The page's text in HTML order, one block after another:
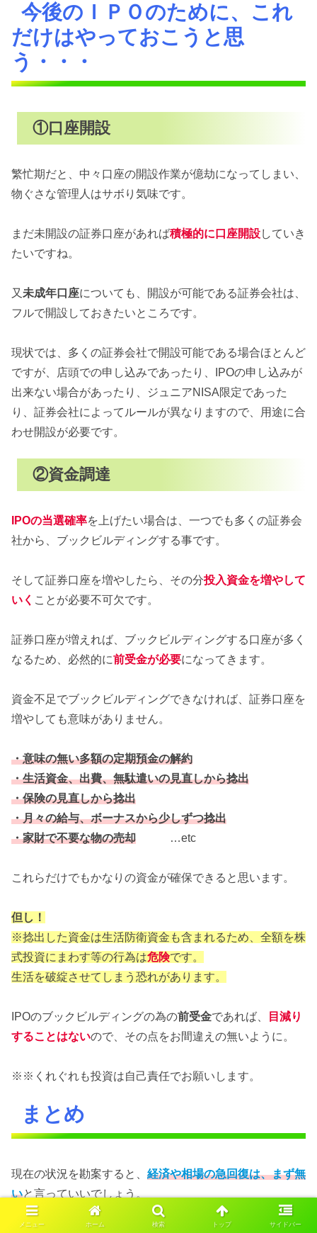
今後のＩＰＯのために、これ
だけはやっておこうと思
う・・・
①口座開設
繁忙期だと、中々口座の開設作業が億劫になってしまい、
物ぐさな管理人はサボり気味です。
まだ未開設の証券口座があれば積極的に口座開設していき
たいですね。
又 未成年口座についても、開設が可能である証券会社は、
フルで開設しておきたいところです。
現状では、多くの証券会社で開設可能である場合ほとんど
ですが、店頭での申し込みであったり、IPOの申し込みが
出来ない場合があったり、ジュニアNISA限定であった
り、証券会社によってルールが異なりますので、用途に合
わせ開設が必要です。
②資金調達
IPOの当選確率を上げたい場合は、一つでも多くの証券会
社から、ブックビルディングする事です。
そして証券口座を増やしたら、その分投入資金を増やして
いく ことが必要不可欠です。
証券口座が増えれば、ブックビルディングする口座が多く
なるため、必然的に前受金が必要になってきます。
資金不足でブックビルディングできなければ、証券口座を
増やしても意味がありません。
・意味の無い多額の定期預金の解約
・生活資金、出費、無駄遣いの見直しから捻出
・保険の見直しから捻出
・月々の給与、ボーナスから少しずつ捻出
・家財で不要な物の売却 …etc
これらだけでもかなりの資金が確保できると思います。
但し！
※捻出した資金は生活防衛資金も含まれるため、全額を株
式投資にまわす等の行為は危険です。
生活を破綻させてしまう恐れがあります。
IPOのブックビルディングの為の前受金であれば、
目減り
することはないので、その点をお間違えの無いように。
※※くれぐれも投資は自己責任でお願いします。
まとめ
現在の状況を勘案すると、 経済や相場の急回復は、まず無
いと言っていいでしょう。
メニュー ホーム 検索 トップ サイドバー